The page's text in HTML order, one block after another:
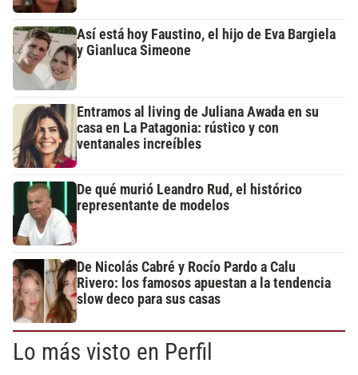
Así está hoy Faustino, el hijo de Eva Bargiela
y Gianluca Simeone
Entramos al living de Juliana Awada en su
casa en La Patagonia: rústico y con
ventanales increíbles
De qué murió Leandro Rud, el histórico
representante de modelos
De Nicolás Cabré y Rocío Pardo a Calu
Rivero: los famosos apuestan a la tendencia
slow deco para sus casas
Lo más visto en Perfil